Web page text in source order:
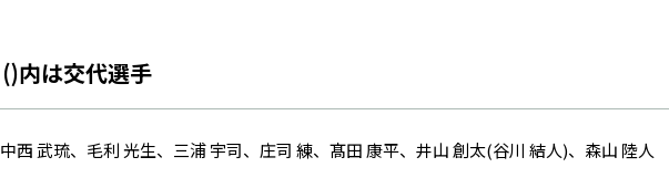
()内は交代選手
中西 武琉、毛利 光生、三浦 宇司、庄司 練、髙田 康平、井山 創太(谷川 結人)、森山 陸人